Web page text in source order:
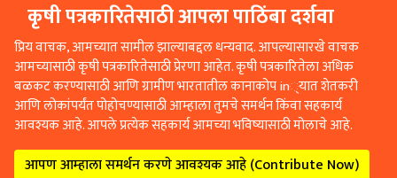
कृषी पत्रकारितेसाठी आपला पाठिंबा दर्शवा
प्रिय वाचक, आमच्यात सामील झाल्याबद्दल धन्यवाद. आपल्यासारखे वाचक
आमच्यासाठी कृषी पत्रकारितेसाठी प्रेरणा आहेत. कृषी पत्रकारितेला अधिक
बळकट करण्यासाठी आणि ग्रामीण भारतातील कानाकोप in्यात शेतकरी
आणि लोकांपर्यंत पोहोचण्यासाठी आम्हाला तुमचे समर्थन किंवा सहकार्य
आवश्यक आहे. आपले प्रत्येक सहकार्य आमच्या भविष्यासाठी मोलाचे आहे.
आपण आम्हाला समर्थन करणे आवश्यक आहे (Contribute Now)